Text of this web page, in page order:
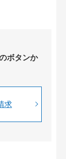
ボタンか
求